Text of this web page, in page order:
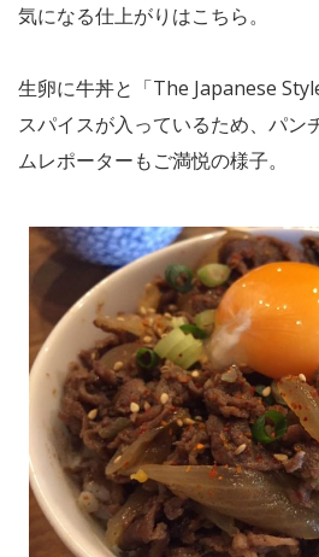
気になる仕上がりはこちら。
生卵に牛丼と「The Japanese
スパイスが入っているため、パン
ムレポーターもご満悦の様子。